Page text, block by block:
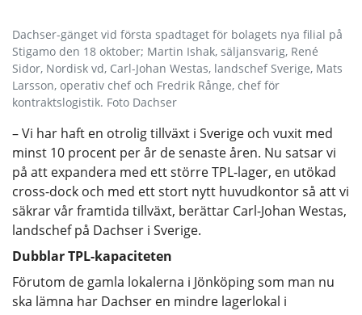
Dachser-gänget vid första spadtaget för bolagets nya filial på
Stigamo den 18 oktober; Martin Ishak, säljansvarig, René
Sidor, Nordisk vd, Carl-Johan Westas, landschef Sverige, Mats
Larsson, operativ chef och Fredrik Rånge, chef för
kontraktslogistik. Foto Dachser
– Vi har haft en otrolig tillväxt i Sverige och vuxit med
minst 10 procent per år de senaste åren. Nu satsar vi
på att expandera med ett större TPL-lager, en utökad
cross-dock och med ett stort nytt huvudkontor så att vi
säkrar vår framtida tillväxt, berättar Carl-Johan Westas,
landschef på Dachser i Sverige.
Dubblar TPL-kapaciteten
Förutom de gamla lokalerna i Jönköping som man nu
ska lämna har Dachser en mindre lagerlokal i